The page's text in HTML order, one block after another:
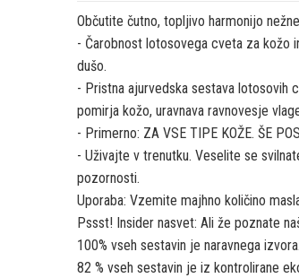
Občutite čutno, topljivo harmonijo
- Čarobnost lotosovega cveta za kožo
dušo.
- Pristna ajurvedska sestava lotosovih
pomirja kožo, uravnava ravnovesje
- Primerno: ZA VSE TIPE KOŽE. ŠE
- Uživajte v trenutku. Veselite se
pozornosti.
Uporaba: Vzemite majhno količino
Pssst! Insider nasvet: Ali že poznate
100% vseh sestavin je naravnega izvora.
82 % vseh sestavin je iz kontrolirane